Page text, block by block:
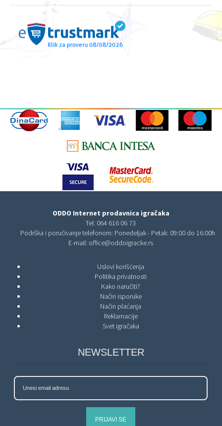
ODDO Internet prodavnica igračaka
Tel: 064 616 06 73
Podrška i poručivanje telefonom: Ponedeljak - Petak: 09:00 do 16:00h
E-mail: office@oddoigracke.rs
Uslovi korišćenja
Politika privatnosti
Kako naručiti?
Način isporuke
Način plaćanja
Reklamacije
Svet igračaka
NEWSLETTER
PRIJAVI SE